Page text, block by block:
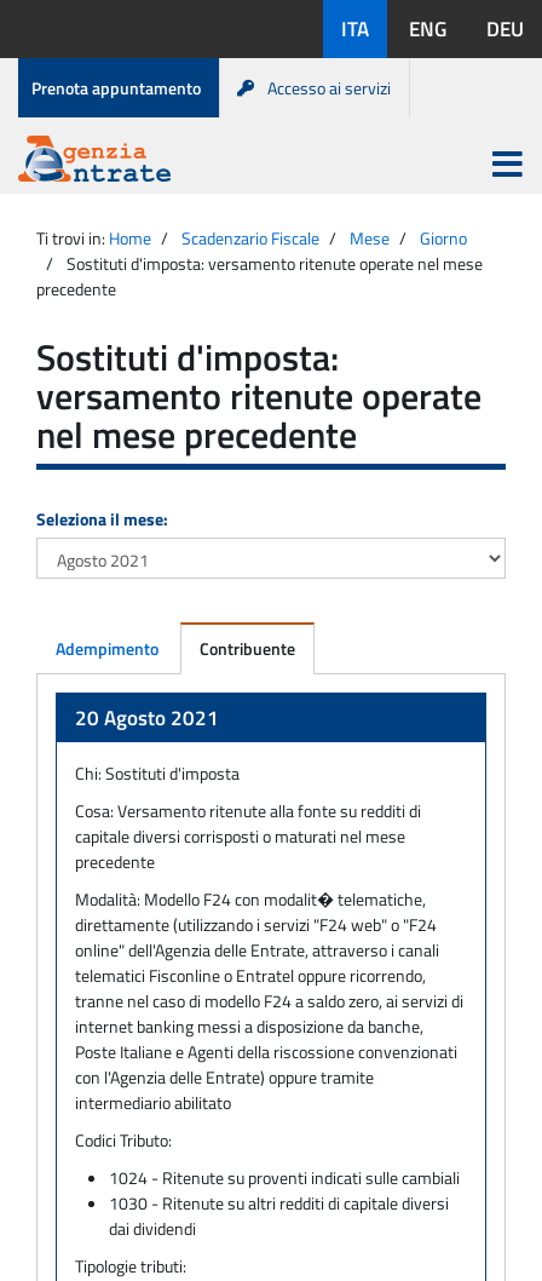
contenuto
disponibili:
ITA ENG DEU
Menu
di
servizio
Prenota appuntamento Accesso ai servizi
Agenzia
Entrate
Apri
menu
principale
Ti trovi in: Home Scadenzario Fiscale Mese
Giorno
Sostituti d'imposta: versamento ritenute operate nel mese
precedente
Sostituti d'imposta:
versamento ritenute operate
nel mese precedente
Seleziona il mese:
Adempimento Contribuente
20 Agosto 2021
Chi:Sostituti d'imposta
Cosa:Versamento ritenute alla fonte su redditi di
capitale diversi corrisposti o maturati nel mese
precedente
Modalità: Modello F24 con modalit� telematiche,
direttamente (utilizzando i servizi "F24 web" o "F24
online" dell'Agenzia delle Entrate, attraverso i canali
telematici Fisconline o Entratel oppure ricorrendo,
tranne nel caso di modello F24 a saldo zero, ai servizi di
internet banking messi a disposizione da banche,
Poste Italiane e Agenti della riscossione convenzionati
con l'Agenzia delle Entrate) oppure tramite
intermediario abilitato
Codici Tributo:
1024 - Ritenute su proventi indicati sulle cambiali
1030 - Ritenute su altri redditi di capitale diversi
dai dividendi
Tipologie tributi: